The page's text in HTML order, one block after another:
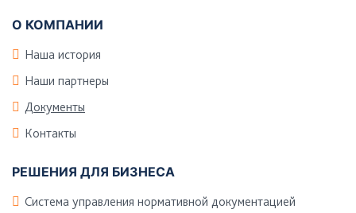
О КОМПАНИИ
Наша история
Наши партнеры
Документы
Контакты
РЕШЕНИЯ ДЛЯ БИЗНЕСА
Система управления нормативной документацией